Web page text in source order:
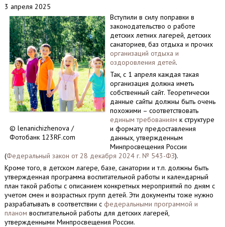
3 апреля 2025
© lenanichizhenova /
Фотобанк 123RF.com
Вступили в силу поправки в
законодательство о работе
детских летних лагерей, детских
санаториев, баз отдыха и прочих
организаций отдыха и
оздоровления детей.
Так, с 1 апреля каждая такая
организация должна иметь
собственный сайт. Теоретически
данные сайты должны быть очень
похожими – соответствовать
единым требованиям к структуре
и формату предоставления
данных, утвержденным
Минпросвещения России
(Федеральный закон от 28 декабря 2024 г. № 543-ФЗ).
Кроме того, в детском лагере, базе, санатории и т.п. должны быть
утвержденная программа воспитательной работы и календарный
план такой работы с описанием конкретных мероприятий по дням с
учетом смен и возрастных групп детей. Эти документы тоже нужно
разрабатывать в соответствии с федеральными программой и
планом воспитательной работы для детских лагерей,
утвержденными Минпросвещения России.